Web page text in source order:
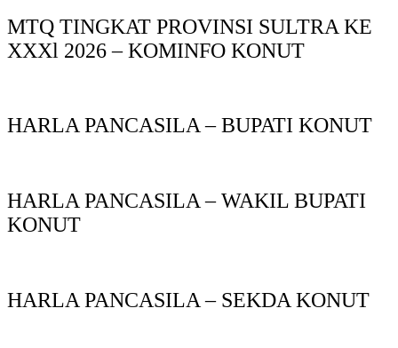
MTQ TINGKAT PROVINSI SULTRA KE
XXXl 2026 – KOMINFO KONUT
HARLA PANCASILA – BUPATI KONUT
HARLA PANCASILA – WAKIL BUPATI
KONUT
HARLA PANCASILA – SEKDA KONUT